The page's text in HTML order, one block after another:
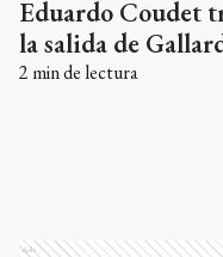
Eduardo Coudet
la salida de
2 min de lectura
Ads